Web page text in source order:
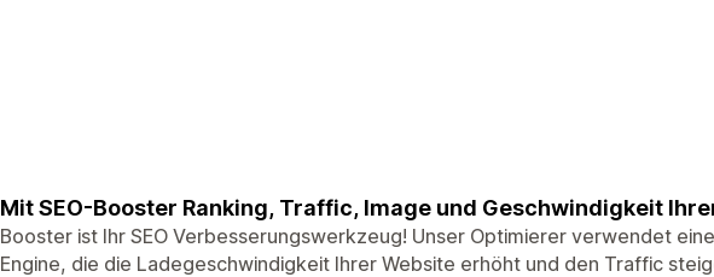
Mit SEO-Booster Ranking, Traffic, Image und Geschwindigkeit
Booster ist Ihr SEO Verbesserungswerkzeug! Unser Optimierer verwendet
Engine, die die Ladegeschwindigkeit Ihrer Website erhöht und den Traffic